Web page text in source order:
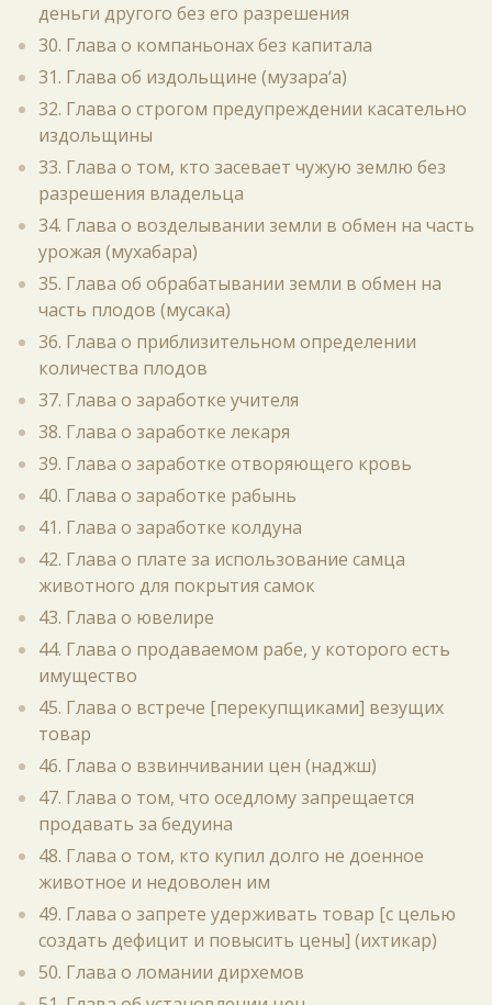
деньги другого без его разрешения
30. Глава о компаньонах без капитала
31. Глава об издольщине (музара‘а)
32. Глава о строгом предупреждении касательно
издольщины
33. Глава о том, кто засевает чужую землю без
разрешения владельца
34. Глава о возделывании земли в обмен на часть
урожая (мухабара)
35. Глава об обрабатывании земли в обмен на
часть плодов (мусака)
36. Глава о приблизительном определении
количества плодов
37. Глава о заработке учителя
38. Глава о заработке лекаря
39. Глава о заработке отворяющего кровь
40. Глава о заработке рабынь
41. Глава о заработке колдуна
42. Глава о плате за использование самца
животного для покрытия самок
43. Глава о ювелире
44. Глава о продаваемом рабе, у которого есть
имущество
45. Глава о встрече [перекупщиками] везущих
товар
46. Глава о взвинчивании цен (наджш)
47. Глава о том, что оседлому запрещается
продавать за бедуина
48. Глава о том, кто купил долго не доенное
животное и недоволен им
49. Глава о запрете удерживать товар [с целью
создать дефицит и повысить цены] (ихтикар)
50. Глава о ломании дирхемов